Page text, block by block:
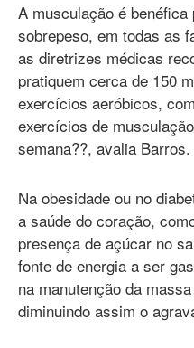
A musculação é
sobrepeso, em todas as
as diretrizes médicas
pratiquem cerca de 150
exercícios aeróbicos,
exercícios de
semana??, avalia Barros.
Na obesidade ou no
a saúde do coração,
presença de açúcar no
fonte de energia a ser
na manutenção da
diminuindo assim o